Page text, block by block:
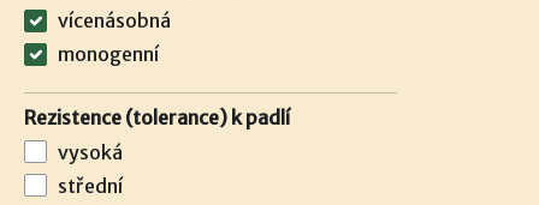
vícenásobná
monogenní
Rezistence (tolerance) k padlí
vysoká
střední